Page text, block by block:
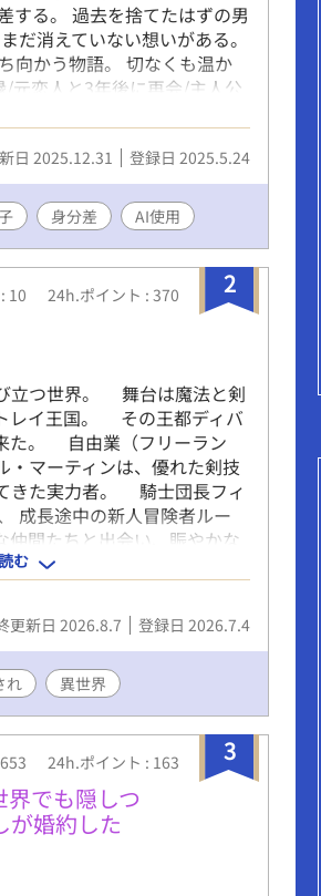
する。 過去を捨てたはずの男
だ消えていない想いがある。
向かう物語。 切なくも温か
元恋人と3年後に再会/主人公
較企画作品
日 2025.12.31 登録日 2025.5.24
身分差 AI使用
2
10 24h.ポイント : 370
立つ世界。 舞台は魔法と剣
レイ王国。 その王都ディバ
た。 自由業（フリーラン
・マーティンは、優れた剣技
きた実力者。 騎士団長フィ
成長途中の新人冒険者ルー
仲間たちと出会い、賑やかな
かし、ウィルには語ろうと
あった。 そして彼らは次第
こととなる 過去に囚われた
ぐ王道バトルBLファンタジ
景色は一体何なのか。 ――
素多めのBLファンタジー小説
む
更新日 2026.8.7 登録日 2026.7.4
れ 異世界
3
24h.ポイント : 163
でも隠しつ
が婚約した